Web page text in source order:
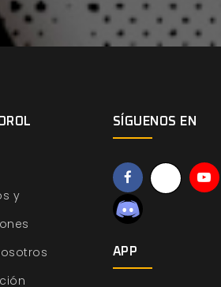
y
SÍGUENOS EN
APP